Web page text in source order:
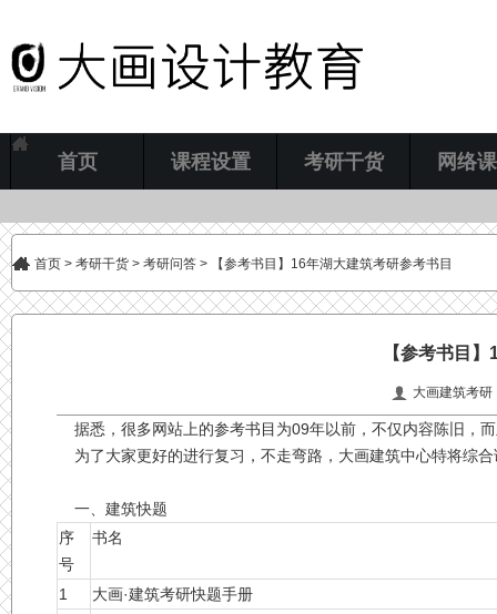
首页 课程设置 考研干货 网络
首页 > 考研干货 > 考研问答 > 【参考书目】16年湖大建筑考研参考书目
【参考书目
大画建筑考研
据悉，很多网站上的参考书目为09年以前，不仅内容陈旧，
为了大家更好的进行复习，不走弯路，大画建筑中心特将综
一、建筑快题
序
号
书名
1
大画·建筑考研快题手册